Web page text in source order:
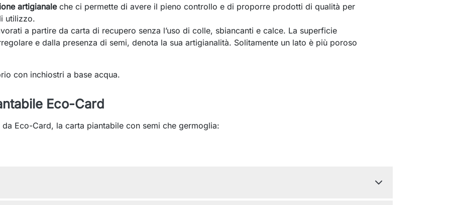
artigianaleche ci permette di avere il pieno controllo e di proporre prodotti di qualità per
utilizzo.
a partire da carta di recupero senza l’uso di colle, sbiancanti e calce. La superficie
e dalla presenza di semi, denota la sua artigianalità. Solitamente un lato è più poroso
con inchiostri a base acqua.
Eco-Card
Eco-Card, la carta piantabile con semi che germoglia: